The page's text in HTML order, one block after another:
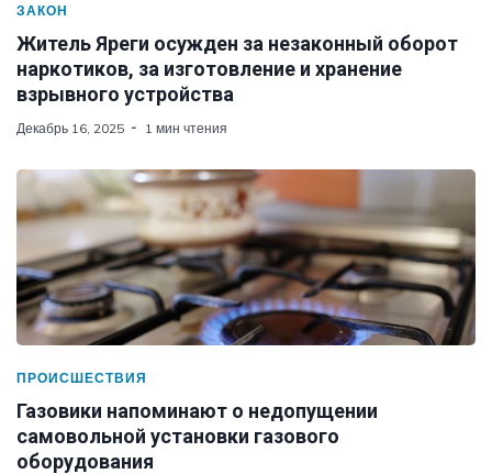
ЗАКОН
Житель Яреги осужден за незаконный оборот
наркотиков, за изготовление и хранение
взрывного устройства
Декабрь 16, 2025 1 мин чтения
ПРОИСШЕСТВИЯ
Газовики напоминают о недопущении
самовольной установки газового
оборудования